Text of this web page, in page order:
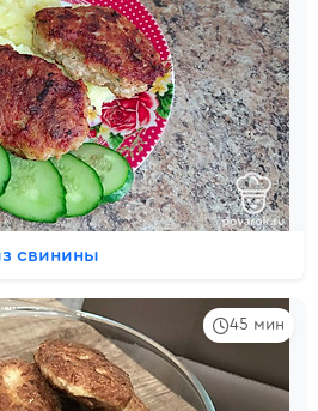
свинины
45 мин